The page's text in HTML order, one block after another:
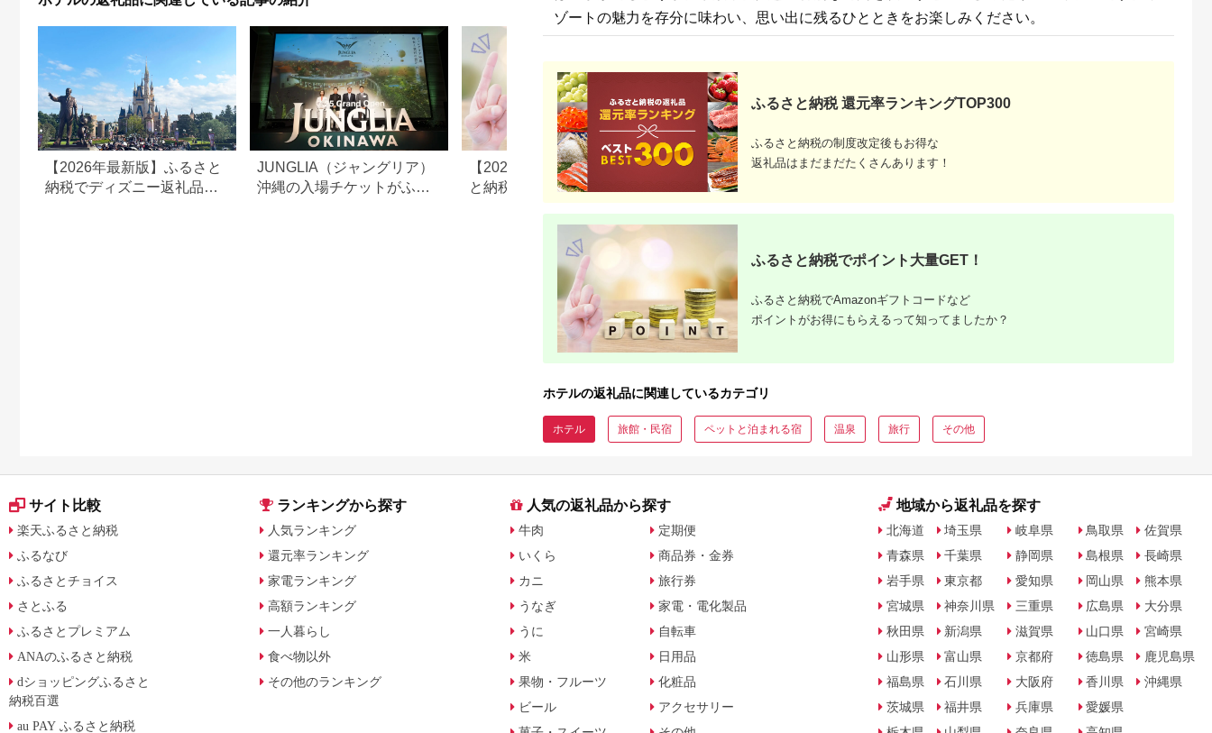
クーポン 千葉県 木更
津市 送料無料
【2026年最新版】ふるさと
納税でディズニー返礼品は
JUNGLIA（ジャングリア）
沖縄の入場チケットがふる
【2025年10月以降】ふるさ
と納税でポイントは貯ま
る？ポータル還元廃止後
の“今できる”獲得方法を解説
長野県小谷村のふるさと納
税のご紹介
ゾートの魅力を存分に味わい、思い出に残るひとときをお楽しみください。
ふるさと納税 還元率ランキングTOP300
ふるさと納税の制度改定後もお得な
返礼品はまだまだたくさんあります！
ふるさと納税でポイント大量GET！
ふるさと納税でAmazonギフトコードなど
ポイントがお得にもらえるって知ってましたか？
ホテルの返礼品に関連しているカテゴリ
ホテル 旅館・民宿 ペットと泊まれる宿 温泉 旅行 その他
サイト比較
楽天ふるさと納税
ふるなび
ふるさとチョイス
さとふる
ふるさとプレミアム
ANAのふるさと納税
dショッピングふるさと
納税百選
au PAY ふるさと納税
ランキングから探す
人気ランキング
還元率ランキング
家電ランキング
高額ランキング
一人暮らし
食べ物以外
その他のランキング
人気の返礼品から探す
牛肉
いくら
カニ
うなぎ
うに
米
果物・フルーツ
ビール
定期便
商品券・金券
旅行券
家電・電化製品
自転車
日用品
化粧品
アクセサリー
地域から返礼品を探す
北海道
青森県
岩手県
宮城県
秋田県
山形県
福島県
茨城県
埼玉県
千葉県
東京都
神奈川県
新潟県
富山県
石川県
福井県
岐阜県
静岡県
愛知県
三重県
滋賀県
京都府
大阪府
兵庫県
鳥取県
島根県
岡山県
広島県
山口県
徳島県
香川県
愛媛県
佐賀県
長崎県
熊本県
大分県
宮崎県
鹿児島県
沖縄県